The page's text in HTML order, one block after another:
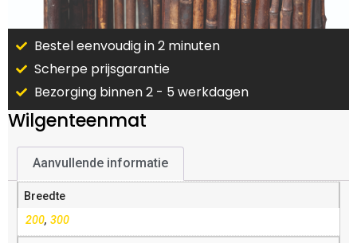
Bestel eenvoudig in 2 minuten
Scherpe prijsgarantie
Bezorging binnen 2 - 5 werkdagen
Wilgenteenmat
Aanvullende informatie
Breedte
200, 300